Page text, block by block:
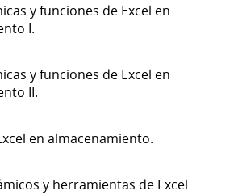
y funciones de Excel en
I.
y funciones de Excel en
II.
en almacenamiento.
y herramientas de Excel